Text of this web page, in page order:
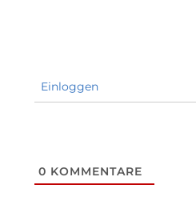
Einloggen
0 KOMMENTARE